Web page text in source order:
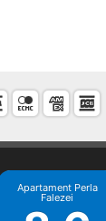
Apartament Perla
Falezei